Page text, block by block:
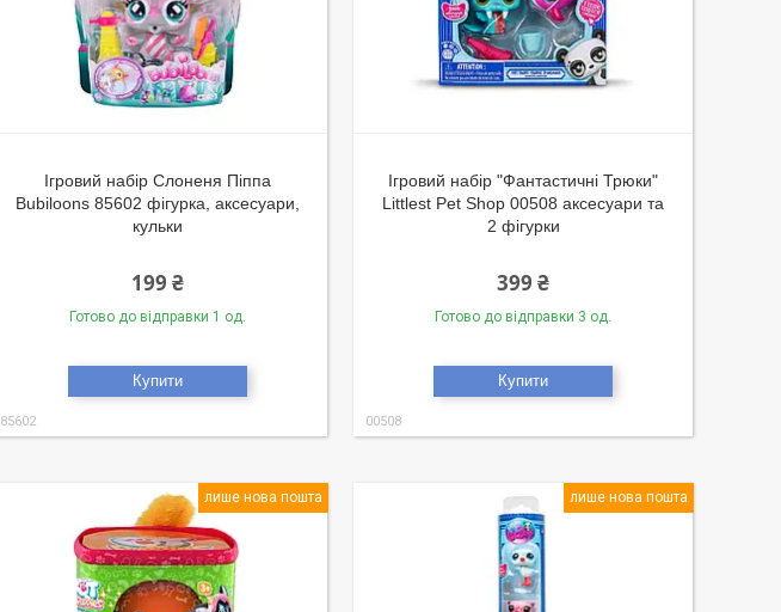
Ігровий набір Слоненя Піппа
Bubiloons 85602 фігурка, аксесуари,
кульки
199 ₴
Готово до відправки 1 од.
Купити
85602
Ігровий набір "Фантастичні Трюки"
Littlest Pet Shop 00508 аксесуари та
2 фігурки
399 ₴
Готово до відправки 3 од.
Купити
00508
лише нова пошта лише нова пошта